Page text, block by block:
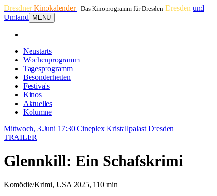
DresdnerKinokalender - Das Kinoprogramm für Dresden Dresden und
Umland
MENU
Neustarts
Wochenprogramm
Tagesprogramm
Besonderheiten
Festivals
Kinos
Aktuelles
Kolumne
Mittwoch, 3.Juni 17:30 Cineplex Kristallpalast Dresden
TRAILER
Glennkill: Ein Schafskrimi
Komödie/Krimi, USA 2025, 110 min